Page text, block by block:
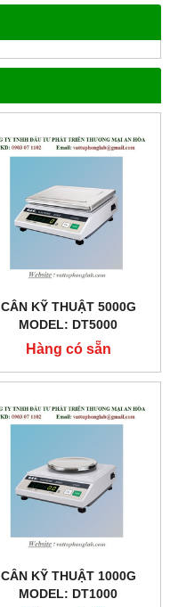
CÂN KỸ THUẬT 5000G
MODEL: DT5000
Hàng có sẵn
CÂN KỸ THUẬT 1000G
MODEL: DT1000